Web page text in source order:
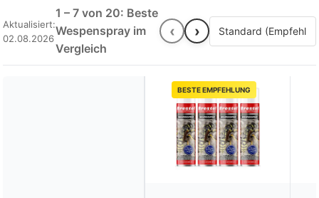
Schädlingsbekämpfungskitsoder als Einzelprodukt, die
Auswahl und Wirksamkeit der Sprays kann leider stark variieren.
Unser Vergleich konzentriert sich auf dieses nützliche, aber oft
unterschätzteWerkzeug
Aktualisiert:
02.08.2026
1 – 7 von 20: Beste
Wespenspray im
Vergleich
‹ ›
BESTE EMPFEHLUNG